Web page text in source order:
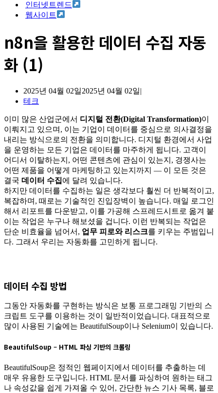
인터넷트렌드
웹사이트
n8n을 활용한 데이터 수집 자동
화 (1)
2025년 04월 02일2025년 04월 02일
테크
이미 많은 산업군에서 디지털 전환(Digital Transformation)이
이뤄지고 있으며, 이는 기업이 데이터를 중심으로 의사결정을
내리는 방식으로의 전환을 의미합니다. 디지털 환경에서 사업
을 운영하는 모든 기업은 데이터를 마주하게 됩니다. 고객이
어디서 이탈하는지, 어떤 콘텐츠에 관심이 있는지, 경쟁사는
어떤 제품을 어떻게 마케팅하고 있는지까지 — 이 모든 것은
결국 데이터 수집에 달려 있습니다.
하지만 데이터를 수집하는 일은 생각보다 훨씬 더 반복적이고,
복잡하며, 때로는 기술적인 진입장벽이 높습니다. 매일 로그인
해서 리포트를 다운받고, 이를 가공해 스프레드시트로 옮겨 붙
이는 작업은 누구나 해보셨을 겁니다. 이런 반복되는 작업은
단순 비효율을 넘어서, 업무 피로와 리스크를 키우는 주범입니
다. 그래서 우리는 자동화를 고민하게 됩니다.
데이터 수집 방법
그동안 자동화를 구현하는 방식은 보통 프로그래밍 기반의 스
크립트 도구를 이용하는 것이 일반적이었습니다. 대표적으로
많이 사용된 기술에는 BeautifulSoup이나 Selenium이 있습니다.
BeautifulSoup – HTML 파싱 기반의 크롤링
BeautifulSoup은 정적인 웹페이지에서 데이터를 추출하는 데
매우 유용한 도구입니다. HTML 문서를 파싱하여 원하는 태그
나 속성값을 쉽게 가져올 수 있어, 간단한 뉴스 기사 목록, 블로